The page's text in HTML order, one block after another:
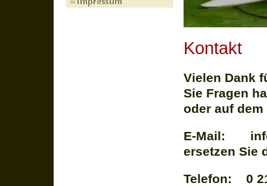
Kontakt
Vielen Dank
Sie Fragen
oder auf
E-Mail:
ersetzen Sie
Telefon: 0